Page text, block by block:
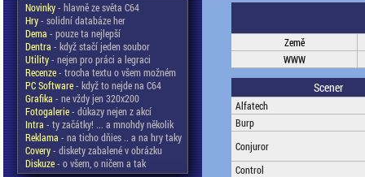
Novinky- hlavně ze světa C64
Hry- solidní databáze her
Dema - pouze ta nejlepší
Dentra - když stačí jeden soubor
Utility- nejen pro práci a legraci
Recenze- trocha textu o všem možném
PC Software- když to nejde na C64
Grafika - ne vždy jen 320x200
Fotogalerie- důkazy nejen z akcí
Intra - ty začátky! ... a mnohdy několik
Reklama - na ticho dňies .. a na hry taky
Covery- diskety zabalené v obrázku
Diskuze- o všem, o ničem a tak
Země
WWW
Scener
Alfatech
Burp
Conjuror
Control